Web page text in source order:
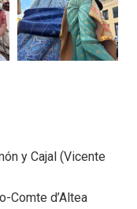
y Cajal (Vicente
Comte d’Altea